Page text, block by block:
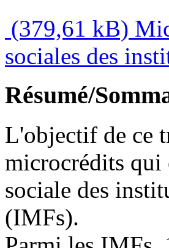
(379,61 kB)
sociales des
Résumé/
L'objectif de ce
microcrédits qui
sociale des
(IMFs).